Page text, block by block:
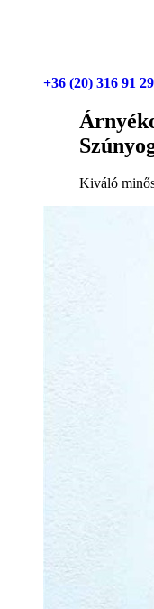
+36 (20) 316 91 29
Kiváló